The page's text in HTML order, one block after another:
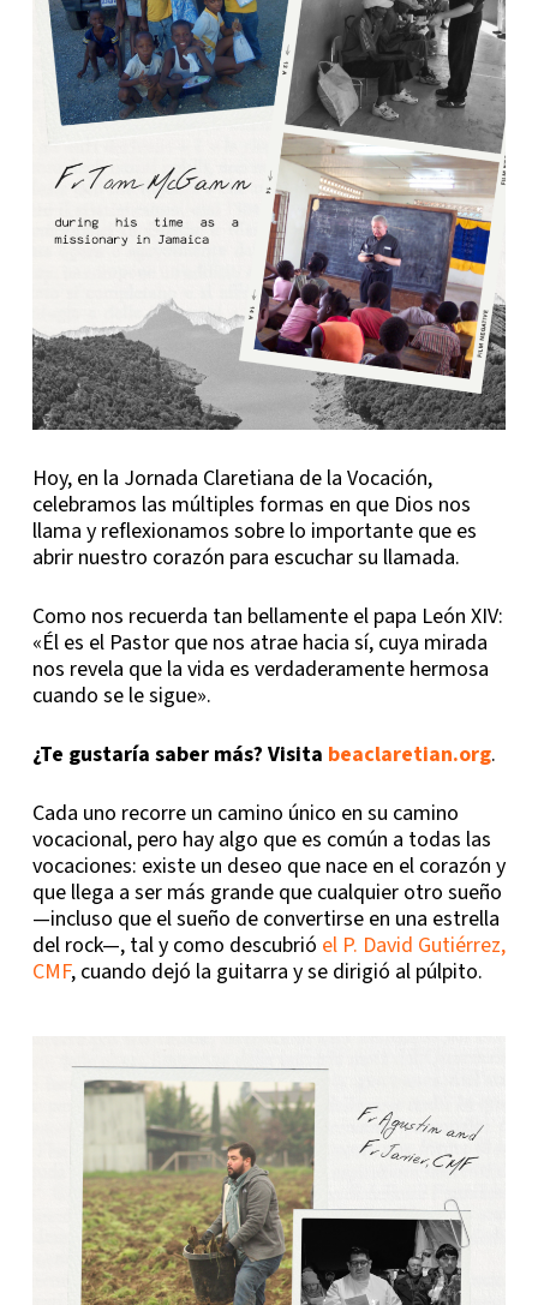
Hoy, en la Jornada Claretiana de la Vocación,
celebramos las múltiples formas en que Dios nos
llama y reflexionamos sobre lo importante que es
abrir nuestro corazón para escuchar su llamada.
Como nos recuerda tan bellamente el papa León XIV:
«Él es el Pastor que nos atrae hacia sí, cuya mirada
nos revela que la vida es verdaderamente hermosa
cuando se le sigue».
¿Te gustaría saber más? Visita beaclaretian.org.
Cada uno recorre un camino único en su camino
vocacional, pero hay algo que es común a todas las
vocaciones: existe un deseo que nace en el corazón y
que llega a ser más grande que cualquier otro sueño
—incluso que el sueño de convertirse en una estrella
del rock—, tal y como descubrió el P. David Gutiérrez,
CMF, cuando dejó la guitarra y se dirigió al púlpito.